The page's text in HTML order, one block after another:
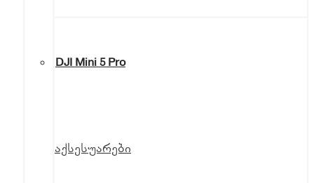
DJI Mini 5 Pro
აქსესუარები